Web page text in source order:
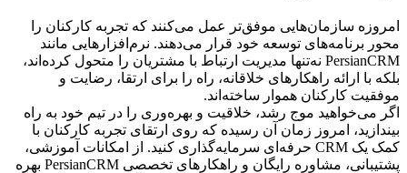
امروزه سازمان‌هایی موفق‌تر عمل می‌کنند که تجربه کارکنان را
محور برنامه‌های توسعه خود قرار می‌دهند. نرم‌افزارهایی مانند
PersianCRM نه‌تنها مدیریت ارتباط با مشتریان را متحول کرده‌اند،
بلکه با ارائه راهکارهای خلاقانه، راه را برای ارتقا، رضایت و
موفقیت کارکنان هموار ساخته‌اند.
اگر می‌خواهید موج رشد، خلاقیت و بهره‌وری را در تیم خود به راه
بیندازید، امروز زمان آن رسیده که روی ارتقای تجربه کارکنان با
کمک یک CRM حرفه‌ای سرمایه‌گذاری کنید. از امکانات آموزشی،
پشتیبانی، مشاوره رایگان و راهکارهای تخصصی PersianCRM بهره